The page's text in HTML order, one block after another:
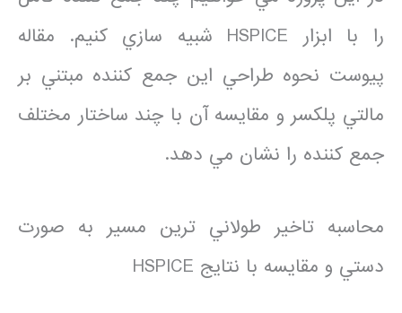
را با ابزار HSPICE شبيه سازي كنيم. مقاله
پيوست نحوه طراحي اين جمع كننده مبتني بر
مالتي پلكسر و مقايسه آن با چند ساختار مختلف
جمع كننده را نشان مي دهد.
محاسبه تاخير طولاني ترين مسير به صورت
دستي و مقايسه با نتايج HSPICE